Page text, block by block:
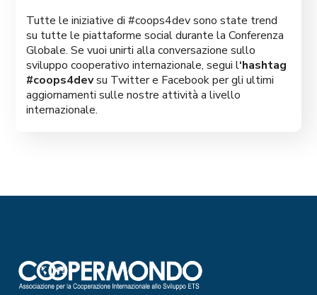
Tutte le iniziative di #coops4dev sono state trend
su tutte le piattaforme social durante la Conferenza
Globale. Se vuoi unirti alla conversazione sullo
sviluppo cooperativo internazionale, segui l‘hashtag
#coops4devsu Twitter e Facebook per gli ultimi
aggiornamenti sulle nostre attività a livello
internazionale.